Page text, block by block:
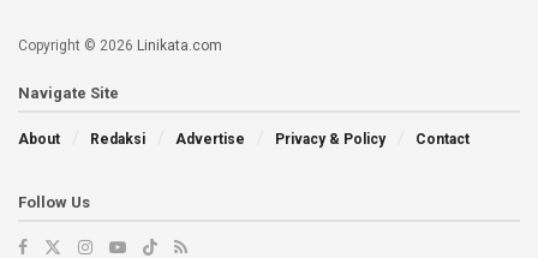
Copyright © 2026 Linikata.com
Navigate Site
About Redaksi Advertise Privacy & Policy Contact
Follow Us